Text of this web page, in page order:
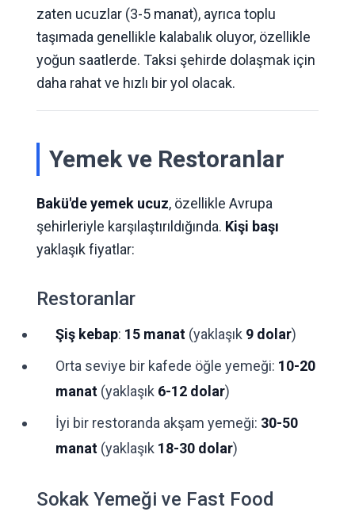
zaten ucuzlar (3-5 manat), ayrıca toplu
taşımada genellikle kalabalık oluyor, özellikle
yoğun saatlerde. Taksi şehirde dolaşmak için
daha rahat ve hızlı bir yol olacak.
Yemek ve Restoranlar
Bakü'de yemek ucuz, özellikle Avrupa
şehirleriyle karşılaştırıldığında. Kişi başı
yaklaşık fiyatlar:
Restoranlar
Şiş kebap: 15 manat (yaklaşık 9 dolar)
Orta seviye bir kafede öğle yemeği: 10-20
manat (yaklaşık 6-12 dolar)
İyi bir restoranda akşam yemeği: 30-50
manat (yaklaşık 18-30 dolar)
Sokak Yemeği ve Fast Food